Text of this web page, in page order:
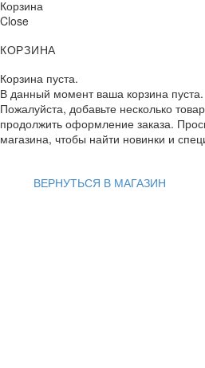
Корзина
Close
КОРЗИНА
Корзина пуста.
В данный момент ваша корзина пуста.
Пожалуйста, добавьте несколько
продолжить оформление заказа.
магазина, чтобы найти новинки и
ВЕРНУТЬСЯ В МАГАЗИН